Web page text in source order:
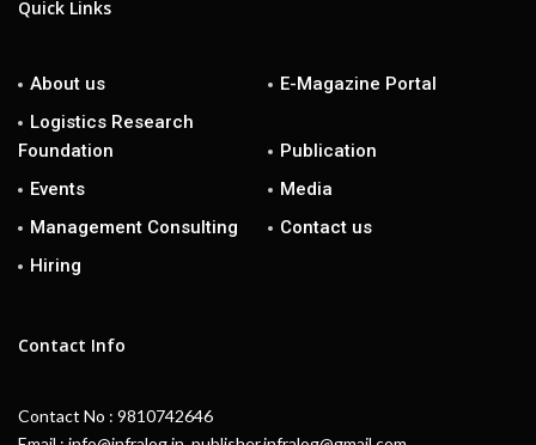
Quick Links
About us
E-Magazine Portal
Logistics Research
Foundation
Publication
Events
Media
Management Consulting
Contact us
Hiring
Contact Info
Contact No : 9810742646